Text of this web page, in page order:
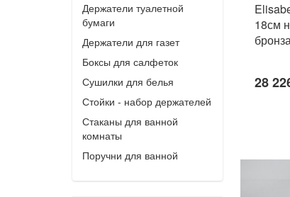
Держатели туалетной
бумаги
Держатели для газет
Боксы для салфеток
Сушилки для белья
Стойки - набор держателей
Стаканы для ванной
комнаты
Поручни для ванной
18см
28